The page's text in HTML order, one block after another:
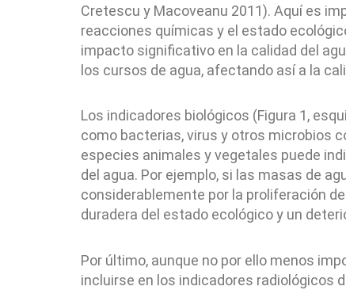
Cretescu y Macoveanu 2011). Aquí es
reacciones químicas y el estado
impacto significativo en la calidad del
los cursos de agua, afectando así a la
Los indicadores biológicos (Figura 1,
como bacterias, virus y otros microbios
especies animales y vegetales puede
del agua. Por ejemplo, si las masas de
considerablemente por la proliferación
duradera del estado ecológico y un
Por último, aunque no por ello menos
incluirse en los indicadores radiológicos